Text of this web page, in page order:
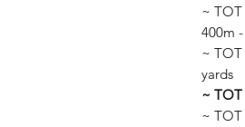
~ TOT
400m
~ TOT
yards
~ TOT
~ TOT